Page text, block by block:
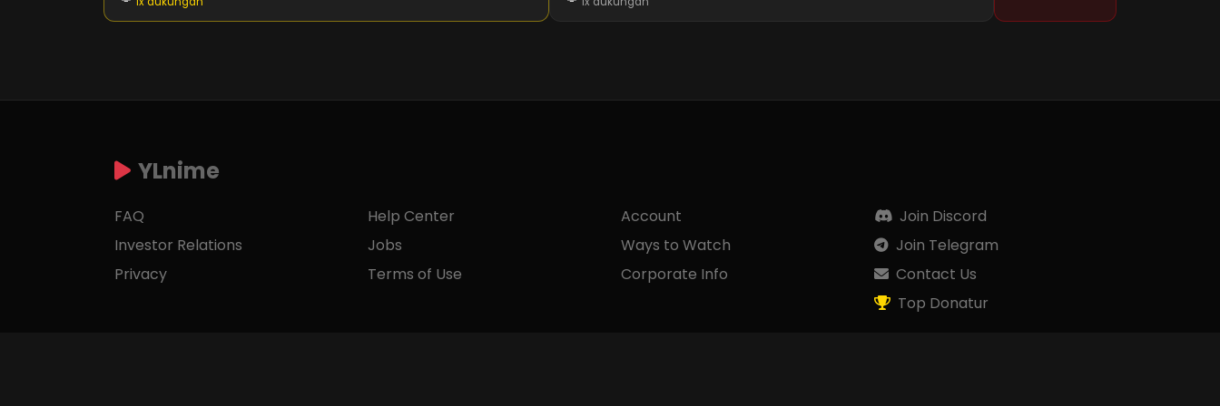
YLnime
FAQ
Investor Relations
Privacy
Help Center
Jobs
Terms of Use
Account
Ways to Watch
Corporate Info
Join Discord
Join Telegram
Contact Us
Top Donatur